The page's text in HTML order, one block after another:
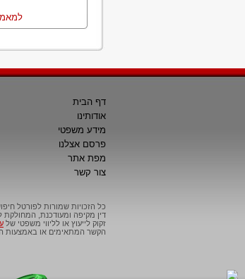
דף הבית
אודותינו
מידע משפטי
פרסם אצלנו
מפת אתר
צור קשר
כל הזכויות שמורות לפורטל
דין מקיפה ומעודכנת,
זקוק לייעוץ או לליווי משפטי של
הקשר המתאימים או באמצעות